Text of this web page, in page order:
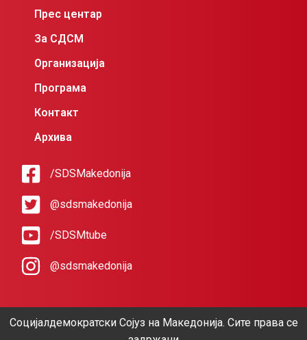
Прес центар
За СДСМ
Организација
Програма
Контакт
Архива
/SDSMakedonija
@sdsmakedonija
/SDSMtube
@sdsmakedonija
Социјалдемократски Сојуз на Македонија. Сите права се